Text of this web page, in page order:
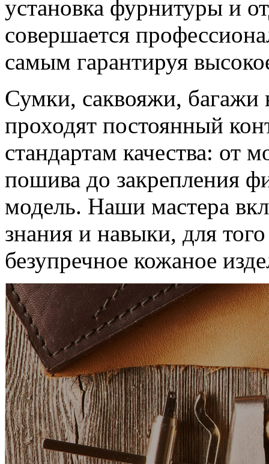
установка фурнитуры и
совершается
самым гарантируя
Сумки, саквояжи, багажи
проходят постоянный
стандартам качества: от
пошива до закрепления
модель. Наши мастера
знания и навыки, для
безупречное кожаное